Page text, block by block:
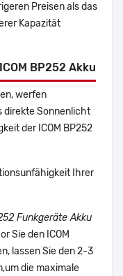
Preisen als das
Kapazität
BP252 Akku
werfen
direkte Sonnenlicht
der ICOM BP252
Ihrer
Funkgeräte Akku
Sie den ICOM
lassen Sie den 2-3
die maximale